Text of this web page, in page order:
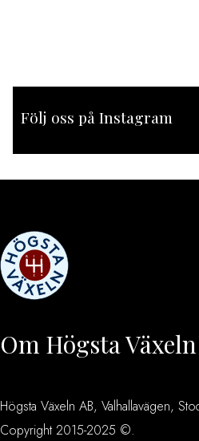
Följ oss på Instagram
Om Högsta Växeln
Högsta Växeln AB, Valhallavägen,
Copyright 2015-2025 ©.